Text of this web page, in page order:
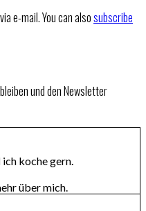
e-mail. You can alsosubscribe
und den Newsletter
ich koche gern.
über mich.